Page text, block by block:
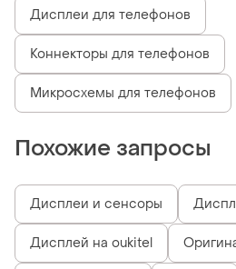
Дисплеи для телефонов
Коннекторы для телефонов
Микросхемы для телефонов
Похожие запросы
Дисплеи и сенсоры
Дисплей на oukitel